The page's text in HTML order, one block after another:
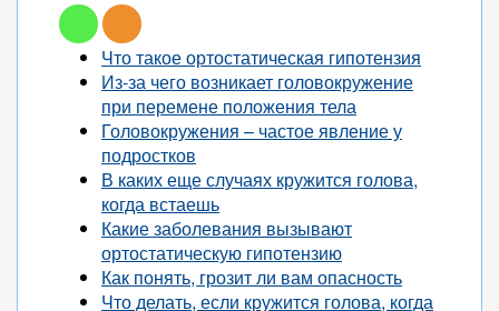
Что такое ортостатическая гипотензия
Из-за чего возникает головокружение
при перемене положения тела
Головокружения – частое явление у
подростков
В каких еще случаях кружится голова,
когда встаешь
Какие заболевания вызывают
ортостатическую гипотензию
Как понять, грозит ли вам опасность
Что делать, если кружится голова, когда